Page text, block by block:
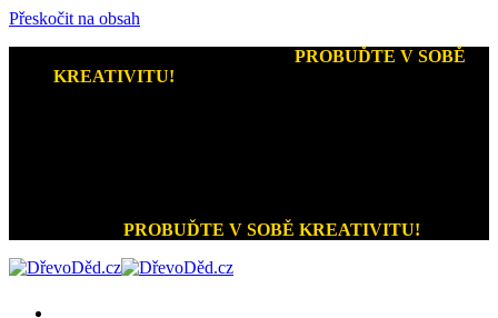
Přeskočit na obsah
PROBUĎTE V SOBĚ
KREATIVITU!
PROBUĎTE V SOBĚ KREATIVITU!